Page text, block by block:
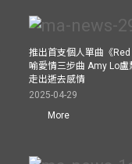
推出首支個人單曲《
喻愛情三步曲 Amy Lo
走出逝去感情
2025-04-29
More